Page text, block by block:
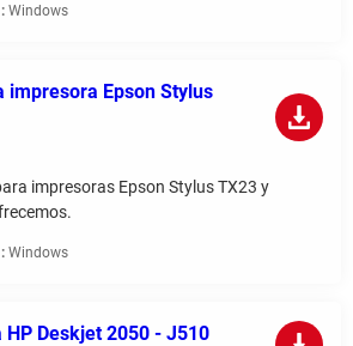
Windows
impresora Epson Stylus
impresoras Epson Stylus TX23 y
Windows
HP Deskjet 2050 - J510